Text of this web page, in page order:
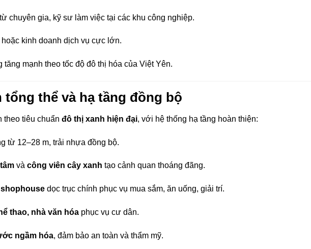
chuyên gia, kỹ sư làm việc tại các khu công nghiệp.
kinh doanh dịch vụ cực lớn.
mạnh theo tốc độ đô thị hóa của Việt Yên.
tổng thể và hạ tầng đồng bộ
theo tiêu chuẩn đô thị xanh hiện đại, với hệ thống hạ tầng hoàn thiện:
từ 12–28 m, trải nhựa đồng bộ.
và công viên cây xanh tạo cảnh quan thoáng đãng.
dọc trục chính phục vụ mua sắm, ăn uống, giải trí.
thao, nhà văn hóaphục vụ cư dân.
ngầm hóa, đảm bảo an toàn và thẩm mỹ.